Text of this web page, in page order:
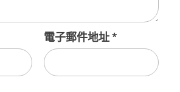
電子郵件地址*